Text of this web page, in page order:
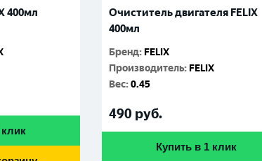
400мл
Очиститель двигателя FELIX
400мл
Бренд: FELIX
Производитель: FELIX
Вес:0.45
490 руб.
Купить в 1 клик